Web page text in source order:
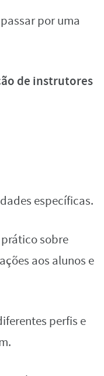
por uma
de instrutores
específicas.
sobre
aos alunos e
perfis e